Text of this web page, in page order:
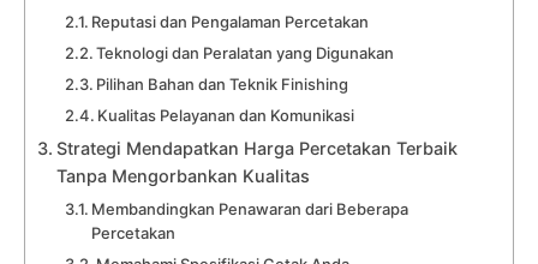
Reputasi dan Pengalaman Percetakan
Teknologi dan Peralatan yang Digunakan
Pilihan Bahan dan Teknik Finishing
Kualitas Pelayanan dan Komunikasi
Strategi Mendapatkan Harga Percetakan Terbaik
Tanpa Mengorbankan Kualitas
Membandingkan Penawaran dari Beberapa
Percetakan